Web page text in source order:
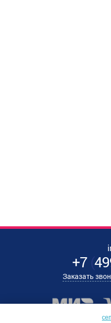
+7(
Заказать